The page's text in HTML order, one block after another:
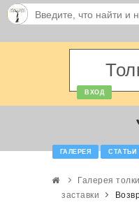
ВХОД
ГАЛЕРЕЯ СТАТЬИ
Галерея
заставки